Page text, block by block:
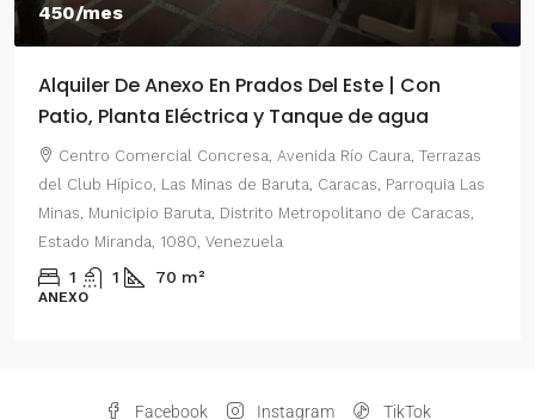
450/mes
Alquiler De Anexo En Prados Del Este | Con
Patio, Planta Eléctrica y Tanque de agua
Centro Comercial Concresa, Avenida Río Caura, Terrazas
del Club Hípico, Las Minas de Baruta, Caracas, Parroquia Las
Minas, Municipio Baruta, Distrito Metropolitano de Caracas,
Estado Miranda, 1080, Venezuela
1 1 70 m²
ANEXO
Facebook Instagram TikTok